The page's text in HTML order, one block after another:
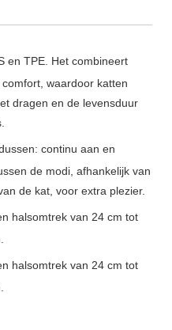
en TPE. Het combineert
waardoor katten
dragen en de levensduur
continu aan en
de modi, afhankelijk van
de kat, voor extra plezier.
halsomtrek van 24 cm tot
halsomtrek van 24 cm tot